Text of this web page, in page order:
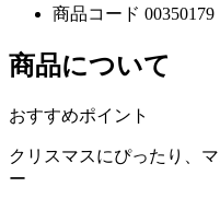
商品コード 00350179
商品について
おすすめポイント
クリスマスにぴったり、
ー